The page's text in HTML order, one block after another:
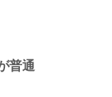
普通